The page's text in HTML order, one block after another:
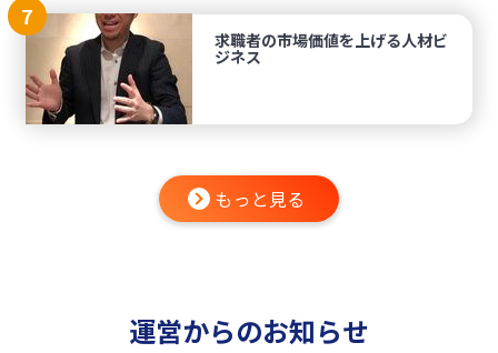
7
求職者の市場価値を上げる人材ビ
ジネス
もっと見る
運営からのお知らせ